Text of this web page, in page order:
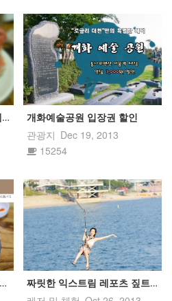
할인개화예술공원 입장권 할인
관광지 Dec 19, 2013
15254
션 로글리가 추천하는 ...
짜릿한 익스트림 레포츠 짚트랙